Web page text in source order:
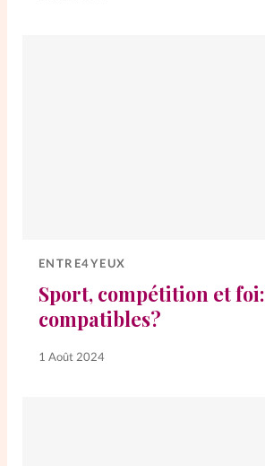
ENTRE4YEUX
Sport, compétition et foi:
compatibles?
1 Août 2024